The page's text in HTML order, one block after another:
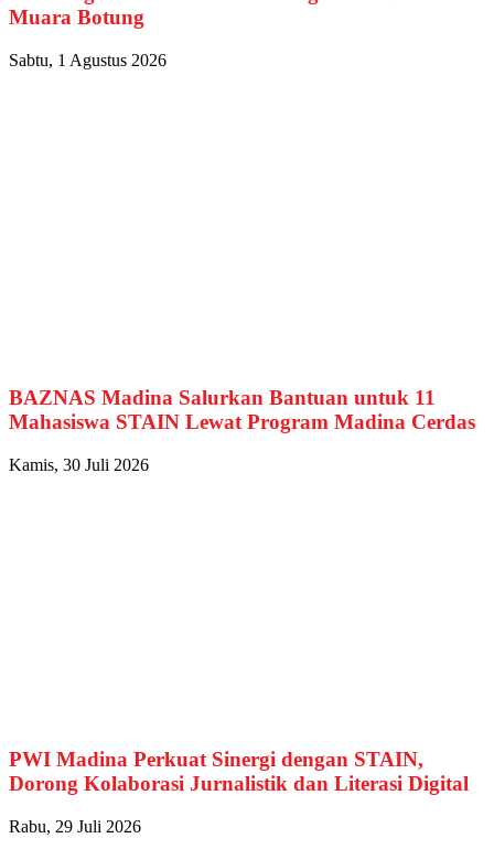
Muara Botung
Sabtu, 1 Agustus 2026
BAZNAS Madina Salurkan Bantuan untuk 11
Mahasiswa STAIN Lewat Program Madina Cerdas
Kamis, 30 Juli 2026
PWI Madina Perkuat Sinergi dengan STAIN,
Dorong Kolaborasi Jurnalistik dan Literasi Digital
Rabu, 29 Juli 2026